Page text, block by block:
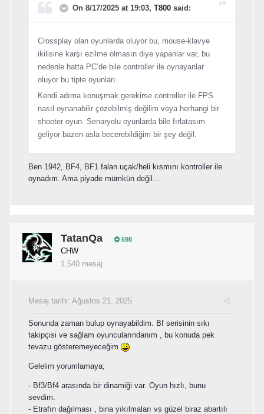
On 8/17/2025 at 19:03, T800 said:
Crossplay olan oyunlarda oluyor bu, mouse-klavye
ikilisine karşı ezilme olmasın diye yapanlar var, bu
nedenle hatta PC’de bile controller ile oynayanlar
oluyor bu tipte oyunları.
Kendi adıma konuşmak gerekirse controller ile FPS
nasıl oynanabilir çözebilmiş değilim veya herhangi bir
shooter oyun. Senaryolu oyunlarda bile fırlatasım
geliyor bazen asla becerebildiğim bir şey değil.
Ben 1942, BF4, BF1 falan uçak/heli kısmını kontroller ile
oynadım. Ama piyade mümkün değil...
TatanQa 698
CHW
1.540 mesaj
Mesaj tarihi: Ağustos 21, 2025
Sonunda zaman bulup oynayabildim. Bf serisinin sıkı
takipçisi ve sağlam oyuncularındanım , bu konuda pek
tevazu gösteremeyeceğim
Gelelim yorumlamaya;
- Bf3/Bf4 arasında bir dinamiği var. Oyun hızlı, bunu
sevdim.
- Etrafın dağılması , bina yıkılmaları vs güzel biraz abartılı